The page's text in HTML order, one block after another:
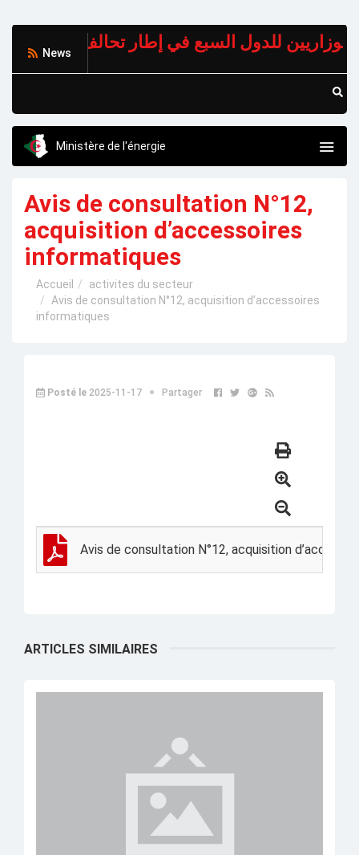
News
Ministère de l'énergie
Avis de consultation N°12,
acquisition d’accessoires
informatiques
Accueil
activites du secteur
Avis de consultation N°12, acquisition d’accessoires
informatiques
Posté le2025-11-17 Partager
Avis de consultation N°12, acquisition
ARTICLES SIMILAIRES